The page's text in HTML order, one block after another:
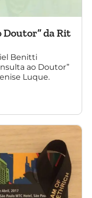
Doutor” da Rit
Benitti
ao Doutor”
Luque.